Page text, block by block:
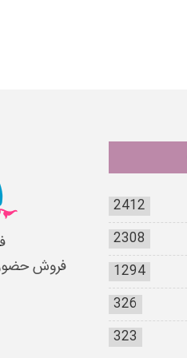
2412
2308
1294
326
323
فروش